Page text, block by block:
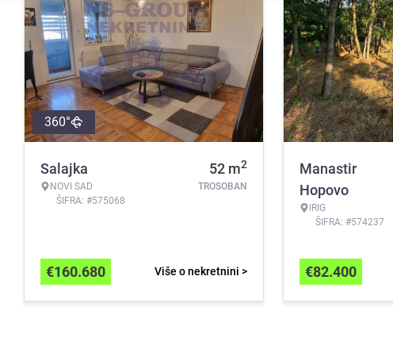
360°
Salajka
NOVI SAD
ŠIFRA: #575068
52 m2
TROSOBAN
Više o nekretnini >
€160.680
Manastir
Hopovo
IRIG
ŠIFRA: #574237
€82.400